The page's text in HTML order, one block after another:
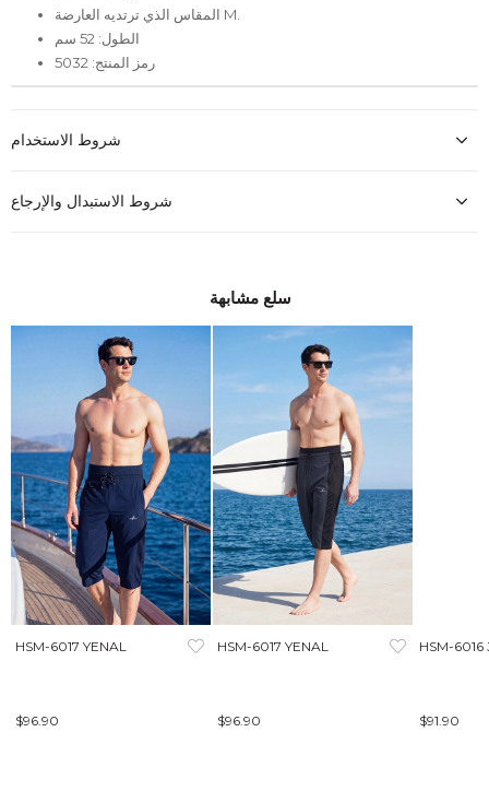
المقاس الذي ترتديه العارضة M.
الطول: 52 سم
رمز المنتج: 5032
شروط الاستخدام
شروط الاستبدال والإرجاع
سلع مشابهة
HSM-6017 YENAL
$96.90
HSM-6017 YENAL
$96.90
HSM-6016
$91.90